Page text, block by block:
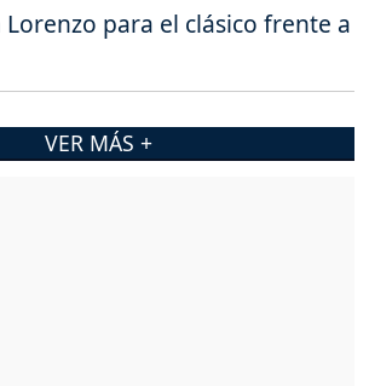
Lorenzo para el clásico frente a
VER MÁS +